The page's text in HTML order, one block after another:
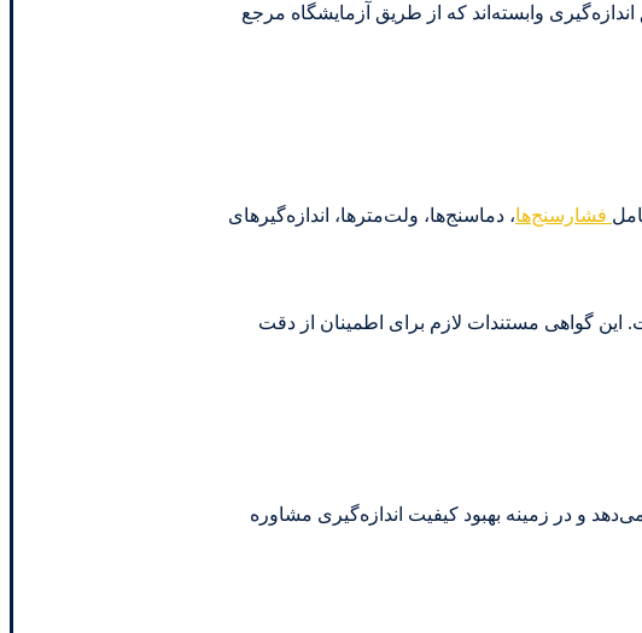
وابسته‌اند که از طریق آزمایشگاه مرجع
فشارسنج‌ها، دماسنج‌ها، ولت‌مترها، اندازه‌گیرهای
این گواهی مستندات لازم برای اطمینان از دقت
و در زمینه بهبود کیفیت اندازه‌گیری مشاوره